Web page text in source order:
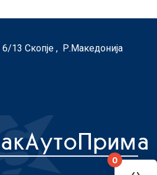
13 Скопје , Р.Македонија
0